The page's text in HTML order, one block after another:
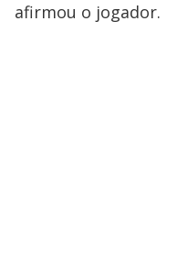
afirmou o jogador.